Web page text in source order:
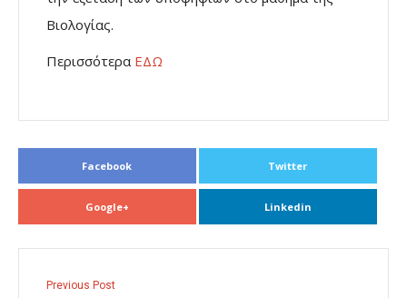
Βιολογίας.
Περισσότερα ΕΔΩ
Facebook Twitter
Google+ Linkedin
Previous Post